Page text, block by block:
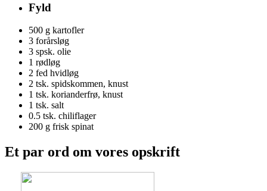
Fyld
500 g kartofler
3 forårsløg
3 spsk. olie
1 rødløg
2 fed hvidløg
2 tsk. spidskommen, knust
1 tsk. korianderfrø, knust
1 tsk. salt
0.5 tsk. chiliflager
200 g frisk spinat
Et par ord om vores opskrift